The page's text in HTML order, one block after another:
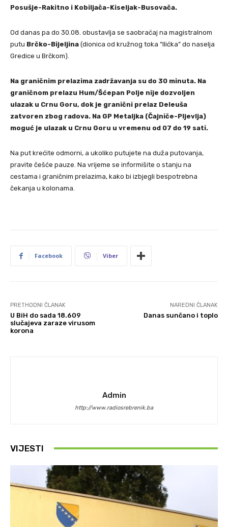
Posušje-Rakitno i Kobiljača-Kiseljak-Busovača.
Od danas pa do 30.08. obustavlja se saobraćaj na magistralnom
putu Brčko-Bijeljina (dionica od kružnog toka “Ilićka” do naselja
Gredice u Brčkom).
Na graničnim prelazima zadržavanja su do 30 minuta. Na
graničnom prelazu Hum/Šćepan Polje nije dozvoljen
ulazak u Crnu Goru, dok je granični prelaz Deleuša
zatvoren zbog radova. Na GP Metaljka (Čajniče-Pljevlja)
moguć je ulazak u Crnu Goru u vremenu od 07 do 19 sati.
Na put krećite odmorni, a ukoliko putujete na duža putovanja,
pravite češće pauze. Na vrijeme se informišite o stanju na
cestama i graničnim prelazima, kako bi izbjegli bespotrebna
čekanja u kolonama.
Facebook Viber
PRETHODNI ČLANAK
U BiH do sada 18.609
slučajeva zaraze virusom
korona
NAREDNI ČLANAK
Danas sunčano i toplo
Admin
http://www.radiosrebrenik.ba
VIJESTI